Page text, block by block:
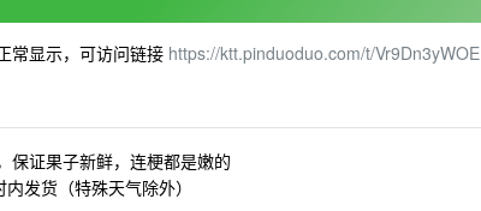
常显示，可访问链接 https://ktt.pinduoduo.com/t/Vr9Dn3yWOE
保证果子新鲜，连梗都是嫩的
发货（特殊天气除外）